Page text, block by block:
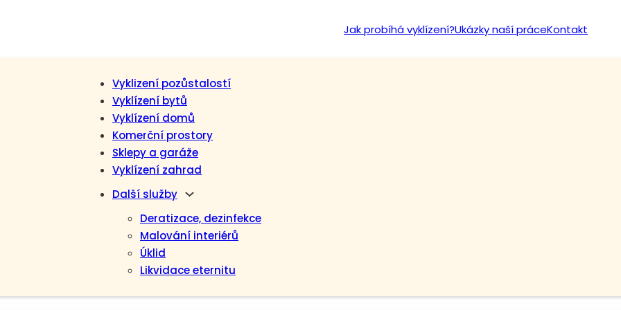
Jak probíhá vyklízení?Ukázky naší práceKontakt
Vyklizení pozůstalostí
Vyklízení bytů
Vyklízení domů
Komerční prostory
Sklepy a garáže
Vyklízení zahrad
Další služby
Deratizace, dezinfekce
Malování interiérů
Úklid
Likvidace eternitu